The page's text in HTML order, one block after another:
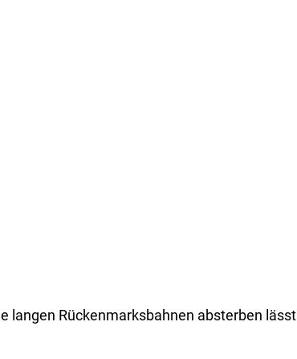
langen Rückenmarksbahnen absterben